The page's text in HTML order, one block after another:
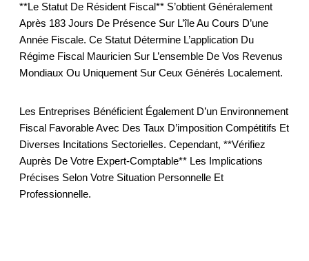
**Le Statut De Résident Fiscal** S’obtient Généralement
Après 183 Jours De Présence Sur L’île Au Cours D’une
Année Fiscale. Ce Statut Détermine L’application Du
Régime Fiscal Mauricien Sur L’ensemble De Vos Revenus
Mondiaux Ou Uniquement Sur Ceux Générés Localement.
Les Entreprises Bénéficient Également D’un Environnement
Fiscal Favorable Avec Des Taux D’imposition Compétitifs Et
Diverses Incitations Sectorielles. Cependant, **vérifiez
Auprès De Votre Expert-Comptable** Les Implications
Précises Selon Votre Situation Personnelle Et
Professionnelle.